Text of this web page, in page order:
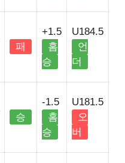
패
+1.5
홈
승
U184.5
언
더
승
-1.5
홈
승
U181.5
오
버